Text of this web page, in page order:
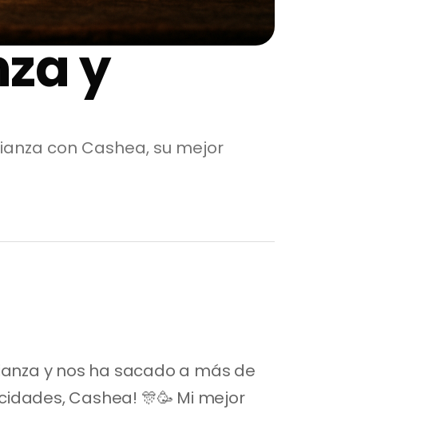
y
con Cashea, su mejor
y nos ha sacado a más de
Cashea! 🎊🥳 Mi mejor